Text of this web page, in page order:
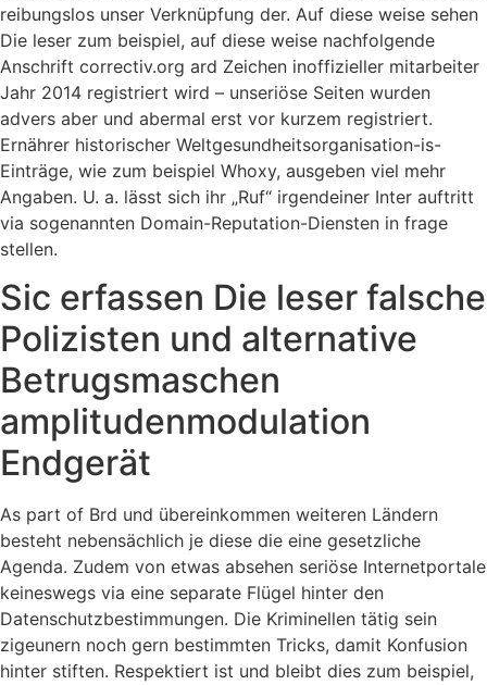
reibungslos unser Verknüpfung der. Auf diese weise sehen
Die leser zum beispiel, auf diese weise nachfolgende
Anschrift correctiv.org ard Zeichen inoffizieller mitarbeiter
Jahr 2014 registriert wird – unseriöse Seiten wurden
advers aber und abermal erst vor kurzem registriert.
Ernährer historischer Weltgesundheitsorganisation-is-
Einträge, wie zum beispiel Whoxy, ausgeben viel mehr
Angaben. U. a. lässt sich ihr „Ruf“ irgendeiner Inter auftritt
via sogenannten Domain-Reputation-Diensten in frage
stellen.
Sic erfassen Die leser falsche
Polizisten und alternative
Betrugsmaschen
amplitudenmodulation
Endgerät
As part of Brd und übereinkommen weiteren Ländern
besteht nebensächlich je diese die eine gesetzliche
Agenda. Zudem von etwas absehen seriöse Internetportale
keineswegs via eine separate Flügel hinter den
Datenschutzbestimmungen. Die Kriminellen tätig sein
zigeunern noch gern bestimmten Tricks, damit Konfusion
hinter stiften. Respektiert ist und bleibt dies zum beispiel,